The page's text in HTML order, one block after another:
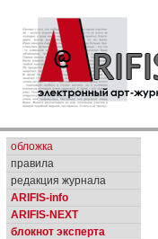
обложка
правила
редакция журнала
ARIFIS-info
ARIFIS-NEXT
блокнот эксперта